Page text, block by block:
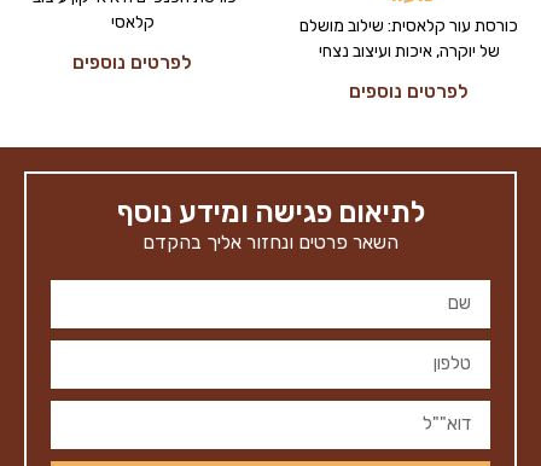
כורסת עור קלאסית: שילוב מושלם
של יוקרה, איכות ועיצוב נצחי
לפרטים נוספים
קלאסי
לפרטים נוספים
לתיאום פגישה ומידע נוסף
השאר פרטים ונחזור אליך בהקדם